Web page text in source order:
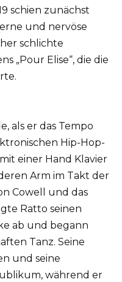
schien zunächst
und nervöse
schlichte
„Pour Elise“, die die
als er das Tempo
Hip-Hop-
einer Hand Klavier
Arm im Takt der
Cowell und das
Ratto seinen
ab und begann
Tanz. Seine
und seine
während er